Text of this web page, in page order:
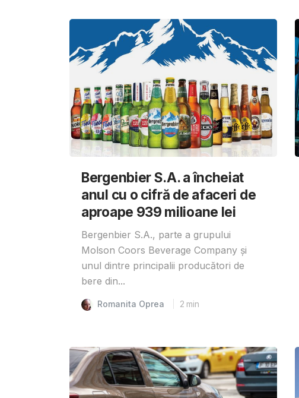
Bergenbier S.A. a încheiat
anul cu o cifră de afaceri de
aproape 939 milioane lei
Bergenbier S.A., parte a grupului
Molson Coors Beverage Company și
unul dintre principalii producători de
bere din...
Romanita Oprea 2 min